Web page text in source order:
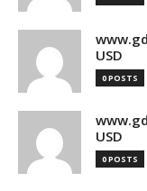
USD
0 POSTS
USD
0 POSTS